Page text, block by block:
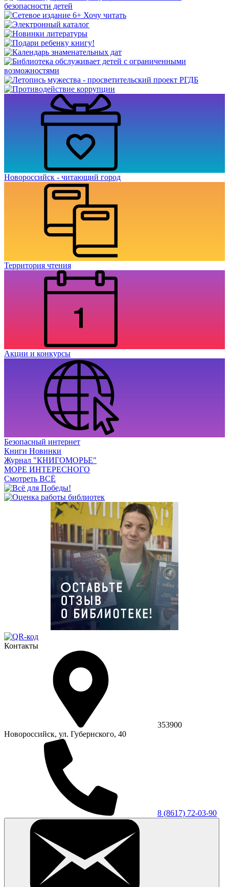
Новороссийск - читающий город
Территория чтения
Акции и конкурсы
Безопасный интернет
Книги Новинки
Журнал "КНИГОМОРЬЕ"
МОРЕ ИНТЕРЕСНОГО
Смотреть ВСЁ
Контакты
353900
Новороссийск, ул. Губернского, 40
8 (8617) 72-03-90